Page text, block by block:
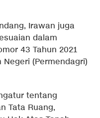
Irawan juga
dalam
43 Tahun 2021
(Permendagri)
tentang
Tata Ruang,